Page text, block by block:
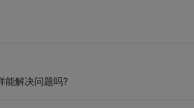
能解决问题吗?